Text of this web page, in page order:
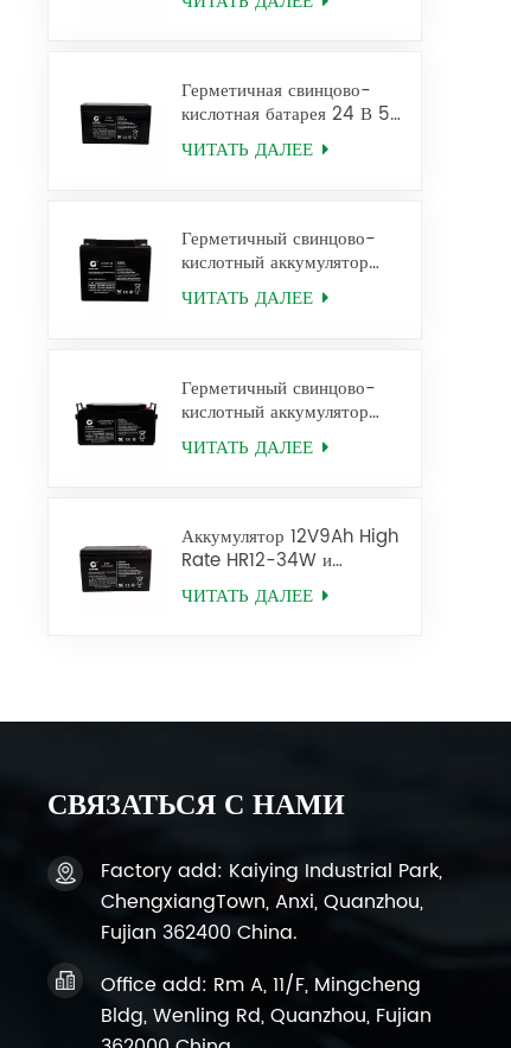
Battery
Герметичная свинцово-
кислотная батарея 24 В 5
Ач для ИБП 12 FM5
ЧИТАТЬ ДАЛЕЕ
Герметичный свинцово-
кислотный аккумулятор
12V38Ah 6FM38
ЧИТАТЬ ДАЛЕЕ
Герметичный свинцово-
кислотный аккумулятор
12V65Ah 6FM65
ЧИТАТЬ ДАЛЕЕ
Аккумулятор 12V9Ah High
Rate HR12-34W и
12V34W HR12-9 SLA AGM
ЧИТАТЬ ДАЛЕЕ
СВЯЗАТЬСЯ С НАМИ
Factory add: Kaiying Industrial Park,
ChengxiangTown, Anxi, Quanzhou,
Fujian 362400 China.
Office add: Rm A, 11/F, Mingcheng
Bldg, Wenling Rd, Quanzhou, Fujian